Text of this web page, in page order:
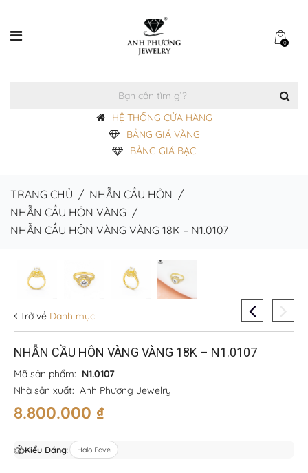
0
HỆ THỐNG CỬA HÀNG
BẢNG GIÁ VÀNG
BẢNG GIÁ BẠC
TRANG CHỦ / NHẪN CẦU HÔN /
NHẪN CẦU HÔN VÀNG /
NHẪN CẦU HÔN VÀNG VÀNG 18K – N1.0107
Trở về Danh mục
NHẪN CẦU HÔN VÀNG VÀNG 18K – N1.0107
Mã sản phẩm: N1.0107
Nhà sản xuất: Anh Phương Jewelry
8.800.000 ₫
Kiểu Dáng: Halo Pave